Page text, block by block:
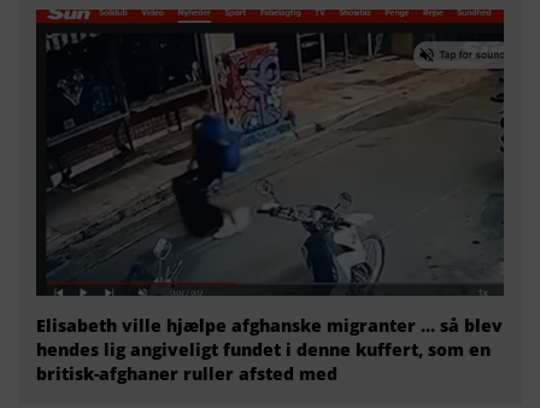
Elisabeth ville hjælpe afghanske migranter … så blev
hendes lig angiveligt fundet i denne kuffert, som en
britisk-afghaner ruller afsted med